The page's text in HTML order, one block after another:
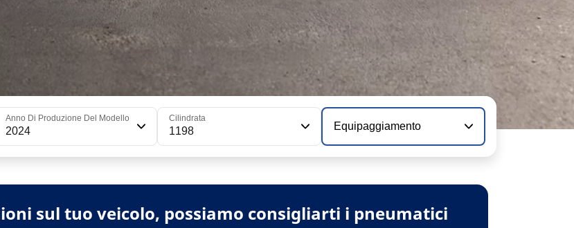
Anno Di Produzione Del Modello
2024
Cilindrata
1198 Equipaggiamento
sul tuo veicolo, possiamo consigliarti i pneumatici